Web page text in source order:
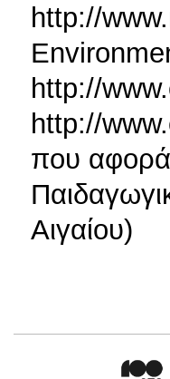
http://
http://
http://
που αφορά
Αιγαίου)